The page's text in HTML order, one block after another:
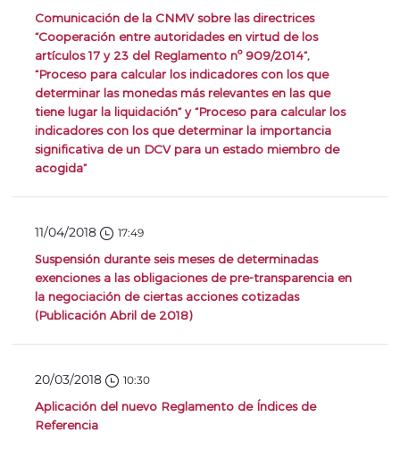
Comunicación de la CNMV sobre las directrices
“Cooperación entre autoridades en virtud de los
artículos 17 y 23 del Reglamento nº 909/2014”,
“Proceso para calcular los indicadores con los que
determinar las monedas más relevantes en las que
tiene lugar la liquidación” y “Proceso para calcular los
indicadores con los que determinar la importancia
significativa de un DCV para un estado miembro de
acogida”
11/04/2018 17:49
Suspensión durante seis meses de determinadas
exenciones a las obligaciones de pre-transparencia en
la negociación de ciertas acciones cotizadas
(Publicación Abril de 2018)
20/03/2018 10:30
Aplicación del nuevo Reglamento de Índices de
Referencia